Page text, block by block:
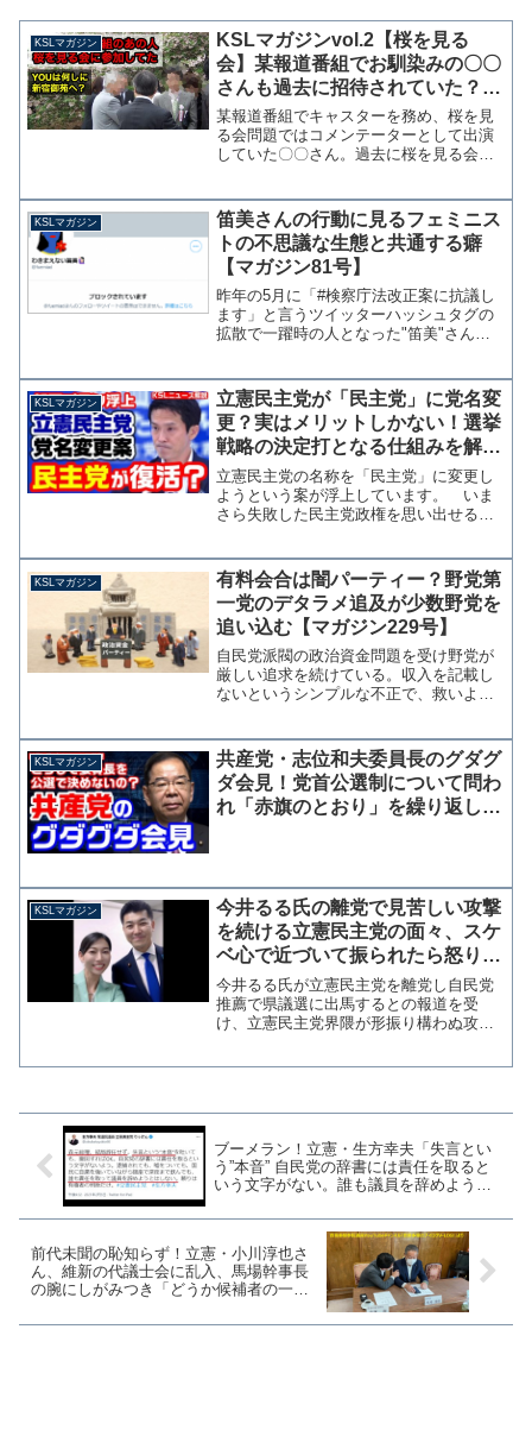
KSLマガジン
KSLマガジンvol.2【桜を見る
会】某報道番組でお馴染みの〇〇
さんも過去に招待されていた？バ
ッチリ写真撮られてるんですけ
ど・・・
某報道番組でキャスターを務め、桜を見
る会問題ではコメンテーターとして出演
していた〇〇さん。過去に桜を見る会に
実名等の詳細は有料マガジン会員のみ閲
覧可 それではここでモザ...
KSLマガジン
笛美さんの行動に見るフェミニス
トの不思議な生態と共通する癖
【マガジン81号】
昨年の5月に「#検察庁法改正案に抗議し
ます」と言うツイッターハッシュタグの
拡散で一躍時の人となった"笛美"さん。
も引っ張りだことなっている。 アカウ
ント名の"笛美"とは...
KSLマガジン
立憲民主党が「民主党」に党名変
更？実はメリットしかない！選挙
戦略の決定打となる仕組みを解説
【KSLチャンネル】マガジン255
号
立憲民主党の名称を「民主党」に変更し
ようという案が浮上しています。 いま
さら失敗した民主党政権を思い出せるな
もしれません。 立憲民主党の小川淳也
幹事長は26日の定例会見で...
KSLマガジン
有料会合は闇パーティー？野党第
一党のデタラメ追及が少数野党を
追い込む【マガジン229号】
自民党派閥の政治資金問題を受け野党が
厳しい追求を続けている。収入を記載し
ないというシンプルな不正で、救いよう
立憲民主党の議員らが「闇パーティー」
という言葉を頻繁に使って...
KSLマガジン
共産党・志位和夫委員長のグダグ
ダ会見！党首公選制について問わ
れ「赤旗のとおり」を繰り返し逃
KSLマガジン
今井るる氏の離党で見苦しい攻撃
を続ける立憲民主党の面々、スケ
ベ心で近づいて振られたら怒り出
すナンパ野郎みたい【マガジン
203号】
今井るる氏が立憲民主党を離党し自民党
推薦で県議選に出馬するとの報道を受
け、立憲民主党界隈が形振り構わぬ攻撃
ブーメラン！立憲・生方幸夫「失言とい
う”本音” 自民党の辞書には責任を取ると
いう文字がない。誰も議員を辞めようと
前代未聞の恥知らず！立憲・小川淳也さ
ん、維新の代議士会に乱入、馬場幹事長
の腕にしがみつき「どうか候補者の一本